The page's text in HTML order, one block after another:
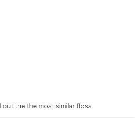
out the the most similar floss.